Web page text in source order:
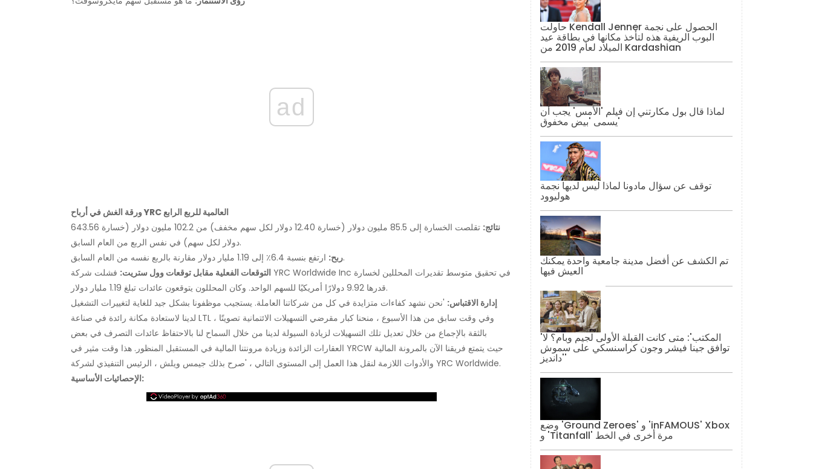
ad
ورقة الغش في أرباح YRC العالمية للربع الرابع
نتائج:
تقلصت الخسارة إلى 85.5 مليون دولار (خسارة 12.40 دولار لكل سهم مخفف) من 102.2 مليون دولار (خسارة 643.56
دولار لكل سهم) في نفس الربع من العام السابق.
ربح:ارتفع بنسبة 6.4٪ إلى 1.19 مليار دولار مقارنة بالربع نفسه من العام السابق.
التوقعات الفعلية مقابل توقعات وول ستريت: فشلت شركة YRC Worldwide Inc في تحقيق متوسط ​​تقديرات المحللين لخسارة
قدرها 9.92 دولارًا أمريكيًا للسهم الواحد. وكان المحللون يتوقعون عائدات تبلغ 1.19 مليار دولار.
إدارة الاقتباس: 'نحن نشهد كفاءات متزايدة في كل من شركاتنا العاملة. يستجيب موظفونا بشكل جيد للغاية لتغييرات التشغيل
لدينا لاستعادة مكانة رائدة في صناعة LTL ، وفي وقت سابق من هذا الأسبوع ، منحنا كبار مقرضي التسهيلات الائتمانية تصويتًا
بالثقة بالإجماع من خلال تعديل تلك التسهيلات لزيادة السيولة لدينا من خلال السماح لنا بالاحتفاظ عائدات التصرف في بعض
العقارات الزائدة وزيادة مرونتنا المالية في المستقبل المنظور. هذا وقت مثير في YRCW حيث يتمتع فريقنا الآن بالمرونة المالية
والأدوات اللازمة لنقل هذا العمل إلى المستوى التالي ، 'صرح بذلك جيمس ويلش ، الرئيس التنفيذي لشركة YRC Worldwide.
الإحصائيات الأساسية:
حاولت Kendall Jenner الحصول على نجمة
البوب ​​الريفية هذه لتأخذ مكانها في بطاقة عيد
الميلاد لعام 2019 من Kardashian
لماذا قال بول مكارتني إن فيلم 'الأمس' يجب أن
يسمى 'بيض مخفوق'
توقف عن سؤال مادونا لماذا ليس لديها نجمة
هوليوود
تم الكشف عن أفضل مدينة جامعية واحدة يمكنك
العيش فيها
'المكتب': متى كانت القبلة الأولى لجيم وبام؟ لا
توافق جينا فيشر وجون كراسنسكي على سموش
'دانديز'
وضع 'Ground Zeroes' و 'inFAMOUS' Xbox
و 'Titanfall' مرة أخرى في الخط